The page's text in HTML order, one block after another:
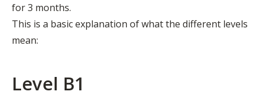
for 3 months.
This is a basic explanation of what the different levels
mean:
Level B1